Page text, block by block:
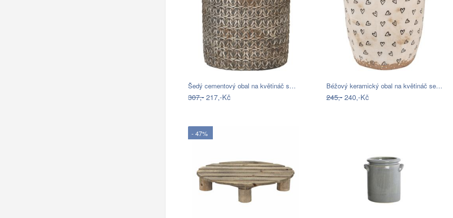
Šedý cementový obal na květináč s…
307,-217,-Kč
Béžový keramický obal na květináč se…
245,-240,-Kč
- 47%